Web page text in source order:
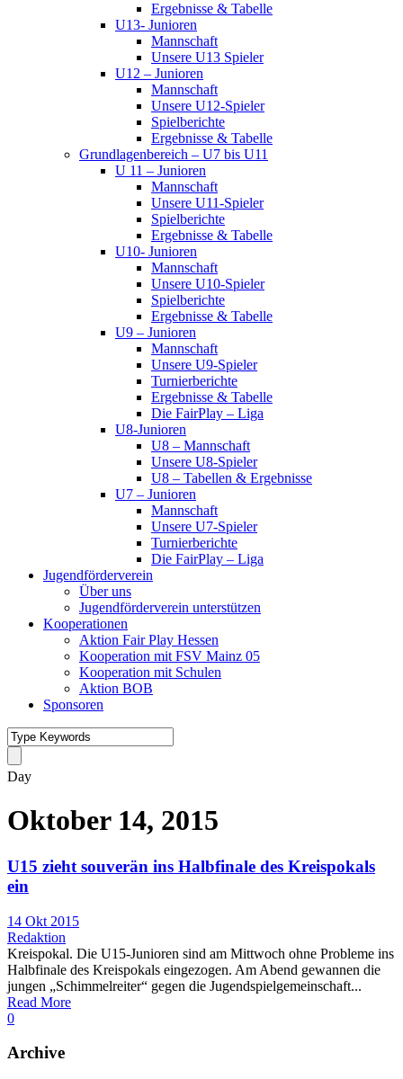
Ergebnisse & Tabelle
U13- Junioren
Mannschaft
Unsere U13 Spieler
U12 – Junioren
Mannschaft
Unsere U12-Spieler
Spielberichte
Ergebnisse & Tabelle
Grundlagenbereich – U7 bis U11
U 11 – Junioren
Mannschaft
Unsere U11-Spieler
Spielberichte
Ergebnisse & Tabelle
U10- Junioren
Mannschaft
Unsere U10-Spieler
Spielberichte
Ergebnisse & Tabelle
U9 – Junioren
Mannschaft
Unsere U9-Spieler
Turnierberichte
Ergebnisse & Tabelle
Die FairPlay – Liga
U8-Junioren
U8 – Mannschaft
Unsere U8-Spieler
U8 – Tabellen & Ergebnisse
U7 – Junioren
Mannschaft
Unsere U7-Spieler
Turnierberichte
Die FairPlay – Liga
Jugendförderverein
Über uns
Jugendförderverein unterstützen
Kooperationen
Aktion Fair Play Hessen
Kooperation mit FSV Mainz 05
Kooperation mit Schulen
Aktion BOB
Sponsoren
Day
Oktober 14, 2015
U15 zieht souverän ins Halbfinale des Kreispokals
ein
14 Okt 2015
Redaktion
Kreispokal. Die U15-Junioren sind am Mittwoch ohne Probleme ins
Halbfinale des Kreispokals eingezogen. Am Abend gewannen die
jungen „Schimmelreiter“ gegen die Jugendspielgemeinschaft...
Read More
0
Archive